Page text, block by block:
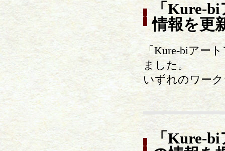
「Kure-
情報を更
「Kure-biアー
ました。
いずれのワー
「Kure-bi